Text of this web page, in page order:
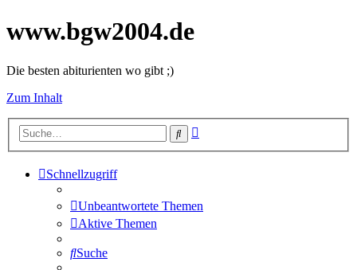
www.bgw2004.de
Die besten abiturienten wo gibt ;)
Zum Inhalt
Suche
Schnellzugriff
Unbeantwortete Themen
Aktive Themen
Suche